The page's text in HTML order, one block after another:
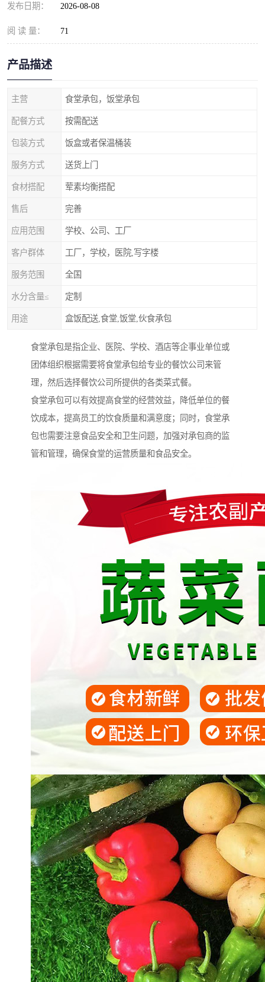
发布日期： 2026-08-08
阅 读 量： 71
产品描述
主营 食堂承包，饭堂承包
配餐方式 按需配送
包装方式 饭盒或者保温桶装
服务方式 送货上门
食材搭配 荤素均衡搭配
售后 完善
应用范围 学校、公司、工厂
客户群体 工厂，学校，医院,写字楼
服务范围 全国
水分含量≤ 定制
用途 盒饭配送,食堂,饭堂,伙食承包
食堂承包是指企业、医院、学校、酒店等企事业单位或
团体组织根据需要将食堂承包给专业的餐饮公司来管
理，然后选择餐饮公司所提供的各类菜式餐。
食堂承包可以有效提高食堂的经营效益，降低单位的餐
饮成本，提高员工的饮食质量和满意度；同时，食堂承
包也需要注意食品安全和卫生问题，加强对承包商的监
管和管理，确保食堂的运营质量和食品安全。